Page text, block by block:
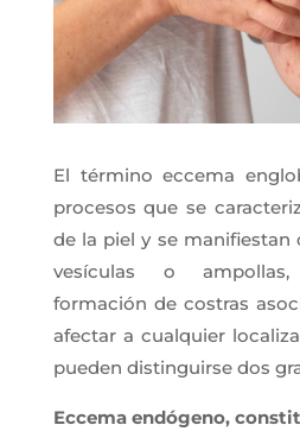
El término eccema
procesos que se
de la piel y se
vesículas o
formación de costras
afectar a cualquier
pueden distinguirse dos
Eccema endógeno,